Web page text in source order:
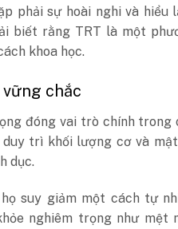
phải sự hoài nghi và hiểu
biết rằng TRT là một
khoa học.
vững chắc
đóng vai trò chính trong
duy trì khối lượng cơ và
dục.
suy giảm một cách tự
nghiêm trọng như mệt